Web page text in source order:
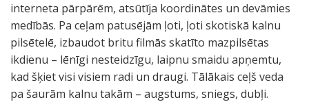
interneta pārpārēm, atsūtīja koordinātes un devāmies
medībās. Pa ceļam patusējām ļoti, ļoti skotiskā kalnu
pilsētelē, izbaudot britu filmās skatīto mazpilsētas
ikdienu – lēnīgi nesteidzīgu, laipnu smaidu apņemtu,
kad šķiet visi visiem radi un draugi. Tālākais ceļš veda
pa šaurām kalnu takām – augstums, sniegs, dubļi.